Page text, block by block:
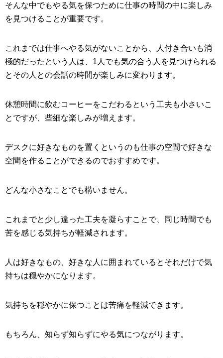
そんな中でもやる気を保つために仕事の時間の中に楽しみ
を見つけることが重要です。
これまでは仕事へやる気がないことから、人付き合いも消
極的だったという人は、1人でも気の合う人を見つけられる
とその人との会話の時間が楽しみに変わります。
休憩時間に飲むコーヒーをこだわるという工夫も小さいこ
とですが、些細な楽しみが増えます。
デスクに好きなものを置くというのも仕事の空間で好きな
空間を作ることができるのでおすすめです。
どんな小さなことでも構いません。
これまでと少し違った工夫を凝らすことで、同じ時間でも
苦を感じる気持ちが軽減されます。
人は好きなもの、好きな人に囲まれているとそれだけで気
持ちは穏やかになります。
気持ちを穏やかに保つことは苦痛を軽減できます。
もちろん、知らず知らずにやる気につながります。